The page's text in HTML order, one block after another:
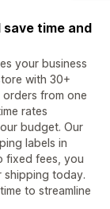
time and
your business
with 30+
from one
rates
budget. Our
labels in
fixed fees, you
shipping today.
to streamline